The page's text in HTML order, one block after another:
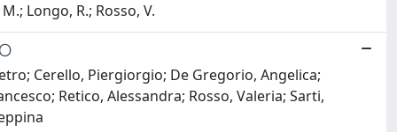
Longo, R.; Rosso, V.
Cerello, Piergiorgio; De Gregorio, Angelica;
Retico, Alessandra; Rosso, Valeria; Sarti,